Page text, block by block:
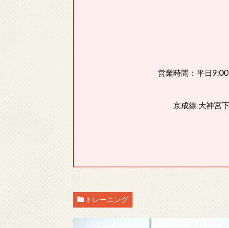
営業時間：平日
京成線 大神宮
トレーニング